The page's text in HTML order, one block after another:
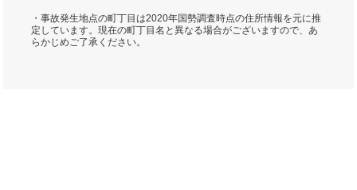
・事故発生地点の町丁目は2020年国勢調査時点の住所情報を元に推
定しています。現在の町丁目名と異なる場合がございますので、あ
らかじめご了承ください。